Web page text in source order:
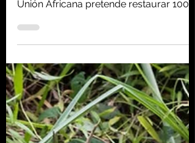
Níger, la Gran Muralla
Verde está dando
pequeños pasos
Fuente: Le Monde - 24 de noviembre de
2021 Este proyecto faraónico de la
Unión Africana pretende restaurar 100
millones de hectáreas de...